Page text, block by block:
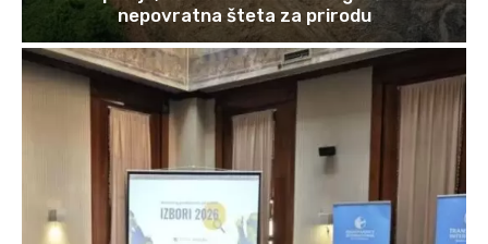
nepovratna šteta za prirodu